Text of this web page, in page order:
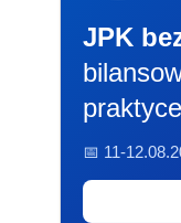
JPK
praktyce
📅 11-